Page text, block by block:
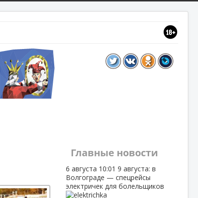
Главные новости
6 августа 10:01 9 августа: в
Волгограде — спецрейсы
электричек для болельщиков